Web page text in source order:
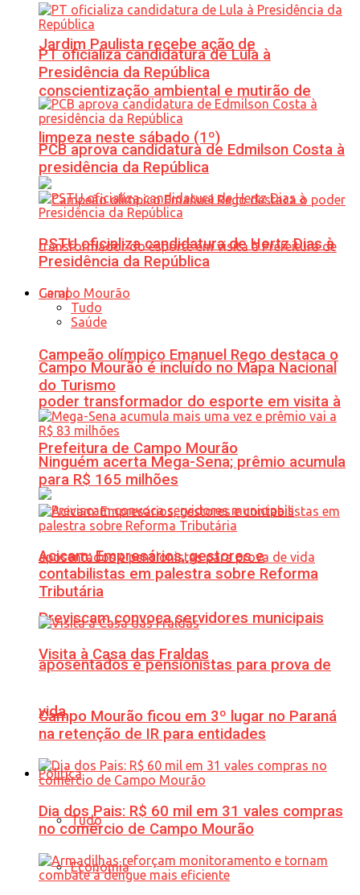
Jardim Paulista recebe ação de
conscientização ambiental e mutirão de
limpeza neste sábado (1º)
Campeão olímpico Emanuel Rego destaca o
poder transformador do esporte em visita à
Prefeitura de Campo Mourão
Previscam convoca servidores municipais
aposentados e pensionistas para prova de
vida
Política
Tudo
Economia
PT oficializa candidatura de Lula à
Presidência da República
PCB aprova candidatura de Edmilson Costa à
presidência da República
PSTU oficializa candidatura de Hertz Dias à
Presidência da República
Geral
Tudo
Saúde
Campo Mourão é incluído no Mapa Nacional
do Turismo
Ninguém acerta Mega-Sena; prêmio acumula
para R$ 165 milhões
Acicam: Empresários, gestores e
contabilistas em palestra sobre Reforma
Tributária
Visita à Casa das Fraldas
Campo Mourão ficou em 3º lugar no Paraná
na retenção de IR para entidades
Dia dos Pais: R$ 60 mil em 31 vales compras
no comércio de Campo Mourão